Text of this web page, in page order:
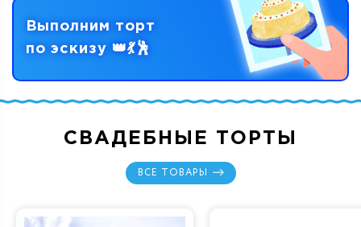
Выполним торт
по эскизу
СВАДЕБНЫЕ ТОРТЫ
ВСЕ ТОВАРЫ